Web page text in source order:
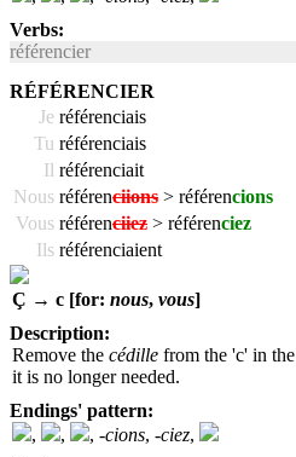
Verbs:
référencier
RÉFÉRENCIER
Je référenciais
Tu référenciais
Il référenciait
Nous référenciions > référencions
Vous référenciiez > référenciez
Ils référenciaient
Ç → c [for: nous, vous]
Description:
Remove the cédille from the 'c' in the
it is no longer needed.
Endings' pattern:
,
, , -cions, -ciez,